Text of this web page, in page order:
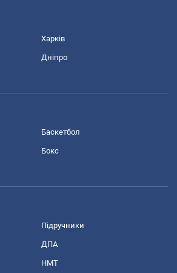
Харків
Дніпро
Баскетбол
Бокс
Підручники
ДПА
НМТ